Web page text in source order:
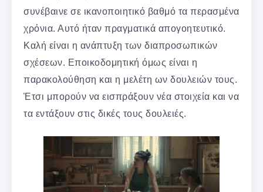
συνέβαινε σε ικανοποιητικό βαθμό τα περασμένα
χρόνια. Αυτό ήταν πραγματικά απογοητευτικό.
Καλή είναι η ανάπτυξη των διαπροσωπικών
σχέσεων. Εποικοδομητική όμως είναι η
παρακολούθηση και η μελέτη ων δουλειών τους.
Έτσι μπορούν να εισπράξουν νέα στοιχεία και να
τα εντάξουν στις δικές τους δουλειές.